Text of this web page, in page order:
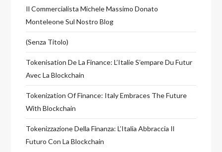
Il Commercialista Michele Massimo Donato
Monteleone Sul Nostro Blog
(senza Titolo)
Tokenisation De La Finance: L’Italie S’empare Du Futur
Avec La Blockchain
Tokenization Of Finance: Italy Embraces The Future
With Blockchain
Tokenizzazione Della Finanza: L’Italia Abbraccia Il
Futuro Con La Blockchain